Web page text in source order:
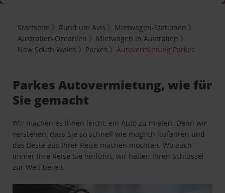
Startseite Rund um Avis
Mietwagen-Stationen
Australien-Ozeanien
Mietwagen in Australien
New South Wales
Parkes Autovermietung Parkes
Parkes Autovermietung, wie für
Sie gemacht
Wir machen es Ihnen leicht, ein Auto zu mieten. Denn wir
verstehen, dass Sie so schnell wie möglich losfahren und
das Beste aus Ihrer Reise machen möchten. Wo auch
immer Ihre Reise Sie hinführt, wir halten Ihren Schlüssel
zur Welt bereit.